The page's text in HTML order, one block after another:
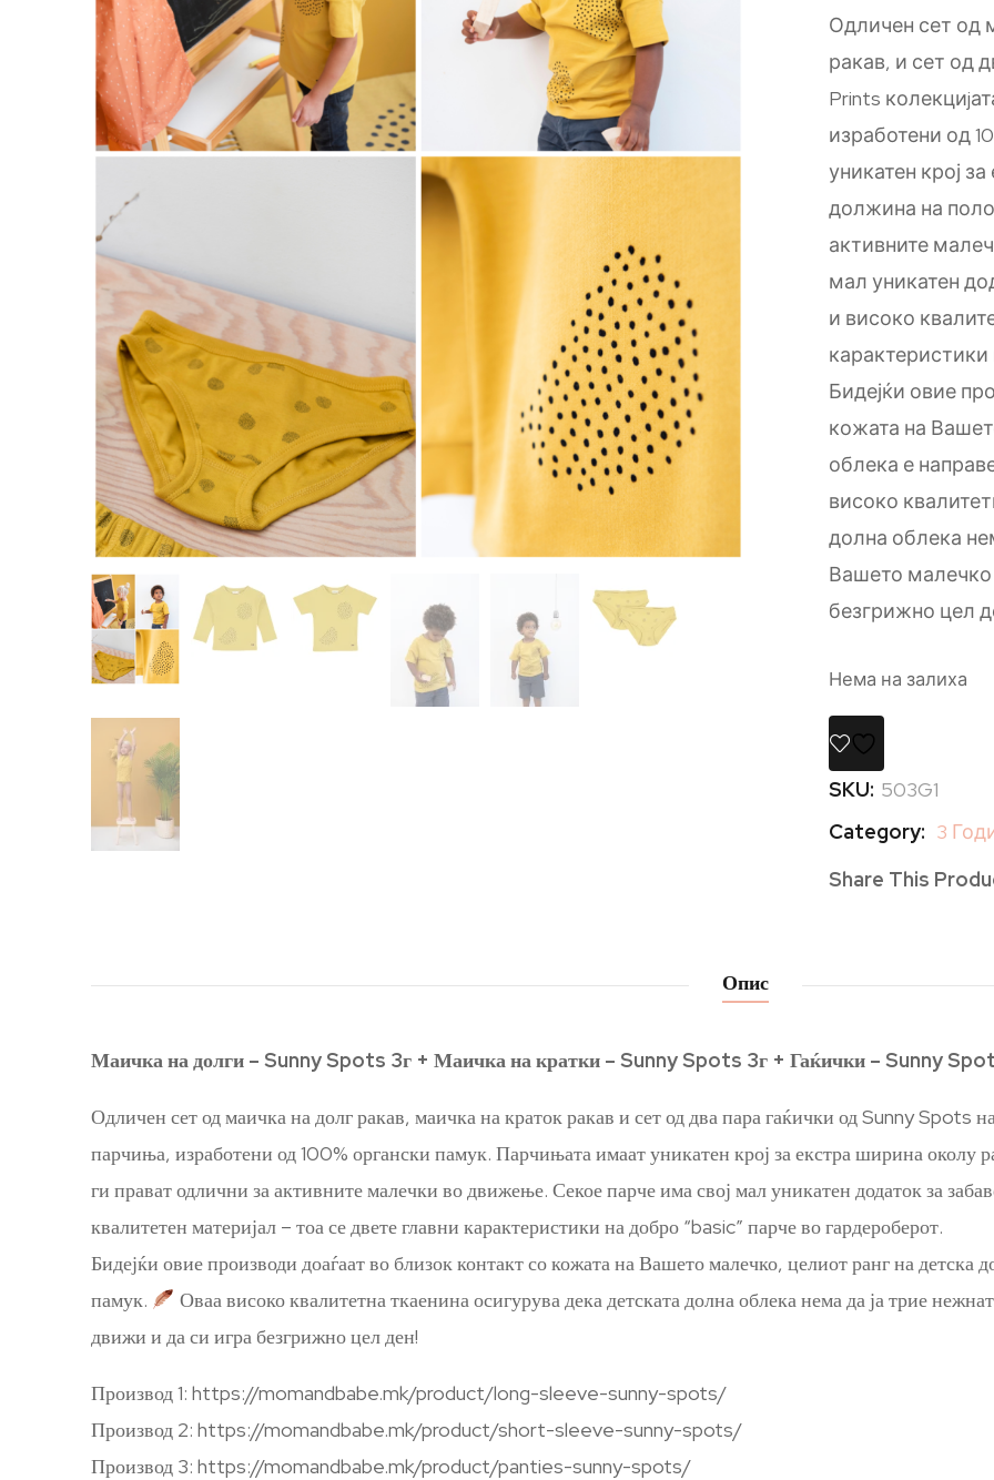
Одличен сет од
ракав, и сет од
Prints
изработени од
уникатен крој
должина на
активните
мал уникатен
и високо
карактеристики
Бидејќи овие
кожата на
облека е
високо
долна облека
Вашето
безгрижно цел
Нема на залиха
SKU: 503G1
Category: 3
Share This
Опис
Маичка на долги – Sunny Spots 3г + Маичка на кратки – Sunny Spots 3г + Гаќички – Sunny
Одличен сет од маичка на долг ракав, маичка на краток ракав и сет од два пара гаќички од Sunny Spots
парчиња, изработени од 100% органски памук. Парчињата имаат уникатен крој за екстра ширина околу
ги прават одлични за активните малечки во движење. Секое парче има свој мал уникатен додаток за
квалитетен материјал – тоа се двете главни карактеристики на добро “basic” парче во гардероберот.
Бидејќи овие производи доаѓаат во близок контакт со кожата на Вашето малечко, целиот ранг на детска
памук.
Оваа високо квалитетна ткаенина осигурува дека детската долна облека нема да ја трие
движи и да си игра безгрижно цел ден!
Производ 1: https://momandbabe.mk/product/long-sleeve-sunny-spots/
Производ 2: https://momandbabe.mk/product/short-sleeve-sunny-spots/
Производ 3: https://momandbabe.mk/product/panties-sunny-spots/